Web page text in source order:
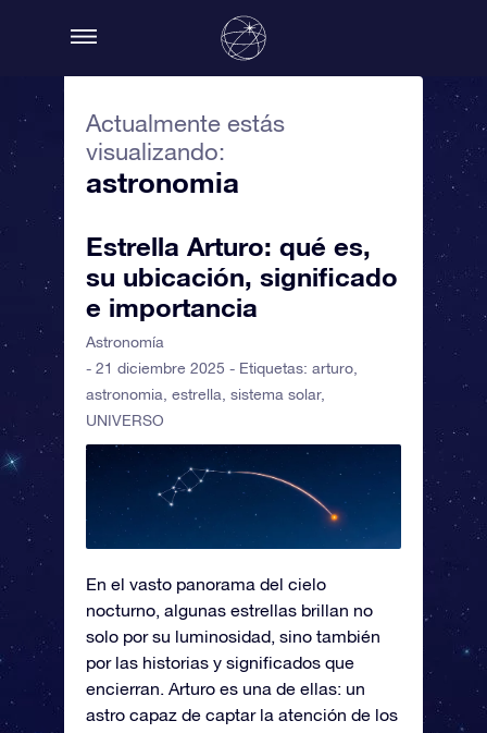
Actualmente estás
visualizando:
astronomia
Estrella Arturo: qué es,
su ubicación, significado
e importancia
Astronomía
- 21 diciembre 2025 - Etiquetas: arturo
astronomia estrella sistema solar,
UNIVERSO
En el vasto panorama del cielo
nocturno, algunas estrellas brillan no
solo por su luminosidad, sino también
por las historias y significados que
encierran. Arturo es una de ellas: un
astro capaz de captar la atención de los